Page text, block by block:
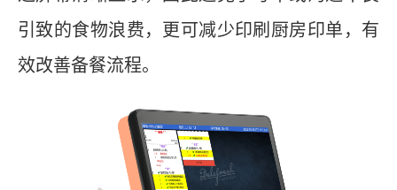
引致的食物浪费，更可减少印刷厨房印单，有
效改善备餐流程。